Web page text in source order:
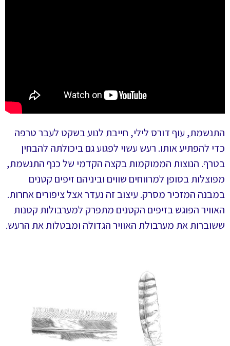
התנשמת, עוף דורס לילי, חייבת לנוע בשקט לעבר טרפה
כדי להפתיע אותו. רעש עשוי לפגוע גם ביכולתה להבחין
בטרף. הנוצות הממוקמות בקצה הקדמי של כנף התנשמת,
מפוצלות בסופן למרווחים שווים וביניהם זיפים קטנים
במבנה המזכיר מסרק. עיצוב זה נעדר אצל ציפורים אחרות.
האוויר הפוגש בזיפים הקטנים מתפרק למערבולות קטנות
ששוברות את מערבולת האוויר הגדולה ומבטלות את הרעש.